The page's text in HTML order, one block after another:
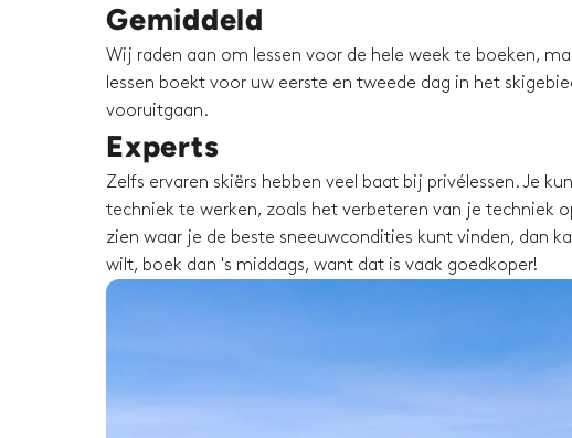
Gemiddeld
Wij raden aan om lessen voor de hele week te boeken,
lessen boekt voor uw eerste en tweede dag in het
vooruitgaan.
Experts
Zelfs ervaren skiërs hebben veel baat bij privélessen. Je
techniek te werken, zoals het verbeteren van je techniek
zien waar je de beste sneeuwcondities kunt vinden, dan
wilt, boek dan 's middags, want dat is vaak goedkoper!